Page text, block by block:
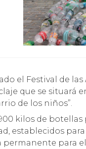
que se situará
de los niños”.
kilos de
establecidos
permanente para